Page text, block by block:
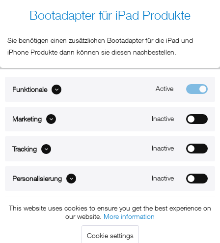
Bootadapter für iPad Produkte
Sie benötigen einen zusätzlichen Bootadapter für die iPad und
iPhone Produkte dann können sie diesen nachbestellen.
SUPPORT
B2B
Copyright © 2011 - 2015 xMount GmbH - All rights
reserved. * All prices include VAT.Shipment
Funktionale Active
Marketing Inactive
Tracking Inactive
Personalisierung Inactive
This website uses cookies to ensure you get the best experience on
our website. More information
Cookie settings